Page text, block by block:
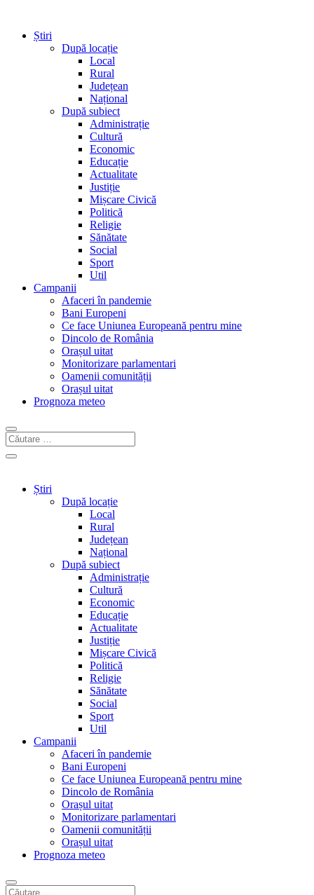
Știri
După locație
Local
Rural
Județean
Național
După subiect
Administrație
Cultură
Economic
Educație
Actualitate
Justiție
Mișcare Civică
Politică
Religie
Sănătate
Social
Sport
Util
Campanii
Afaceri în pandemie
Bani Europeni
Ce face Uniunea Europeană pentru mine
Dincolo de România
Orașul uitat
Monitorizare parlamentari
Oamenii comunității
Orașul uitat
Prognoza meteo
Știri
După locație
Local
Rural
Județean
Național
După subiect
Administrație
Cultură
Economic
Educație
Actualitate
Justiție
Mișcare Civică
Politică
Religie
Sănătate
Social
Sport
Util
Campanii
Afaceri în pandemie
Bani Europeni
Ce face Uniunea Europeană pentru mine
Dincolo de România
Orașul uitat
Monitorizare parlamentari
Oamenii comunității
Orașul uitat
Prognoza meteo